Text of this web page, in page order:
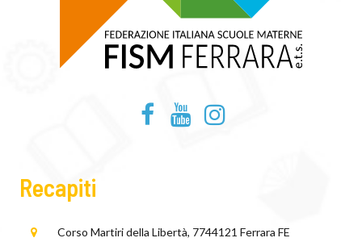
Recapiti
Corso Martiri della Libertà, 7744121 Ferrara FE